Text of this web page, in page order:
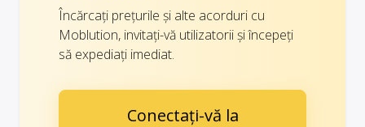
Încărcați prețurile și alte acorduri cu
Moblution, invitați-vă utilizatorii și începeți
să expediați imediat.
Conectați-vă la